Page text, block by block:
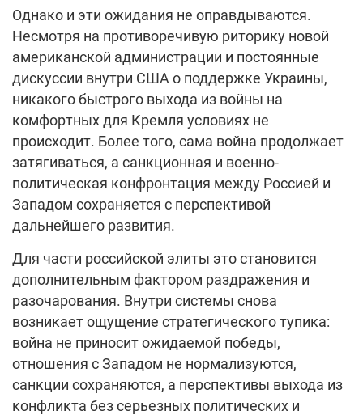
Однако и эти ожидания не оправдываются.
Несмотря на противоречивую риторику новой
американской администрации и постоянные
дискуссии внутри США о поддержке Украины,
никакого быстрого выхода из войны на
комфортных для Кремля условиях не
происходит. Более того, сама война продолжает
затягиваться, а санкционная и военно-
политическая конфронтация между Россией и
Западом сохраняется с перспективой
дальнейшего развития.
Для части российской элиты это становится
дополнительным фактором раздражения и
разочарования. Внутри системы снова
возникает ощущение стратегического тупика:
война не приносит ожидаемой победы,
отношения с Западом не нормализуются,
санкции сохраняются, а перспективы выхода из
конфликта без серьезных политических и